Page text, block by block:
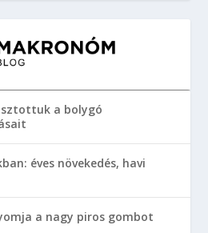
a bolygó
éves növekedés, havi
a nagy piros gombot